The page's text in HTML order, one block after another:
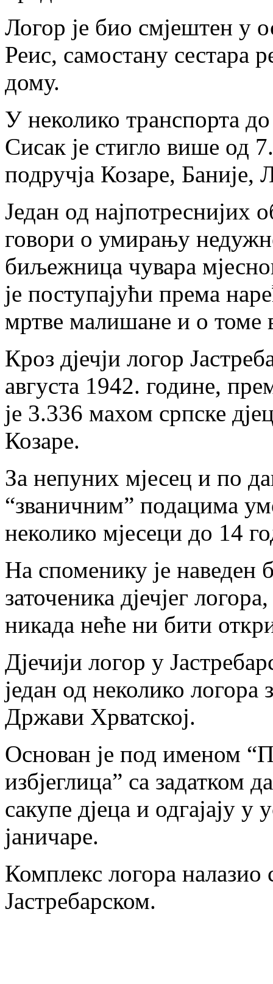
Логор је био смјештен у
Реис, самостану сестара
дому.
У неколико транспорта
Сисак је стигло више од
подручја Козаре,
Један од најпотреснијих
говори о умирању
биљежница чувара
је поступајући према
мртве малишане и о томе
Кроз дјечји логор
августа 1942. године,
је 3.336 махом српске
Козаре.
За непуних мјесец и по
“званичним” подацима
неколико мјесеци до 14
На споменику је наведен
заточеника дјечјег
никада неће ни бити
Дјечији логор у
један од неколико логора
Држави Хрватској.
Основан је под именом
избјеглица” са задатком
сакупе дјеца и одгајају
јаничаре.
Комплекс логора налазио
Јастребарском.